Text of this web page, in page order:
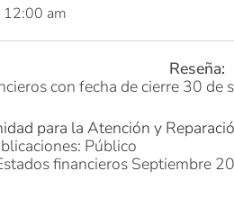
12:00 am
Reseña:
con fecha de cierre 30 de
para la Atención y
Público
financieros Septiembre